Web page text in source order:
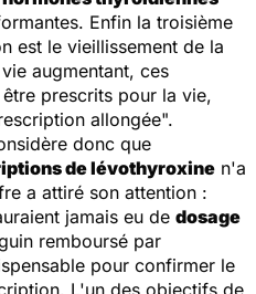
Enfin la troisième
est le vieillissement de la
augmentant, ces
prescrits pour la vie,
allongée".
donc que
de lévothyroxine n'a
a attiré son attention :
jamais eu de dosage
remboursé par
pour confirmer le
L'un des objectifs de